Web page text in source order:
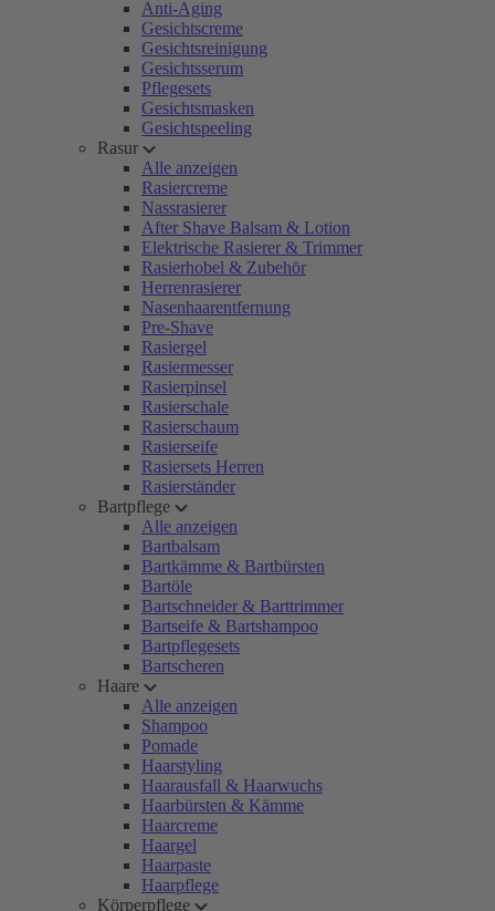
Anti-Aging
Gesichtscreme
Gesichtsreinigung
Gesichtsserum
Pflegesets
Gesichtsmasken
Gesichtspeeling
Rasur
Alle anzeigen
Rasiercreme
Nassrasierer
After Shave Balsam & Lotion
Elektrische Rasierer & Trimmer
Rasierhobel & Zubehör
Herrenrasierer
Nasenhaarentfernung
Pre-Shave
Rasiergel
Rasiermesser
Rasierpinsel
Rasierschale
Rasierschaum
Rasierseife
Rasiersets Herren
Rasierständer
Bartpflege
Alle anzeigen
Bartbalsam
Bartkämme & Bartbürsten
Bartöle
Bartschneider & Barttrimmer
Bartseife & Bartshampoo
Bartpflegesets
Bartscheren
Haare
Alle anzeigen
Shampoo
Pomade
Haarstyling
Haarausfall & Haarwuchs
Haarbürsten & Kämme
Haarcreme
Haargel
Haarpaste
Haarpflege
Körperpflege